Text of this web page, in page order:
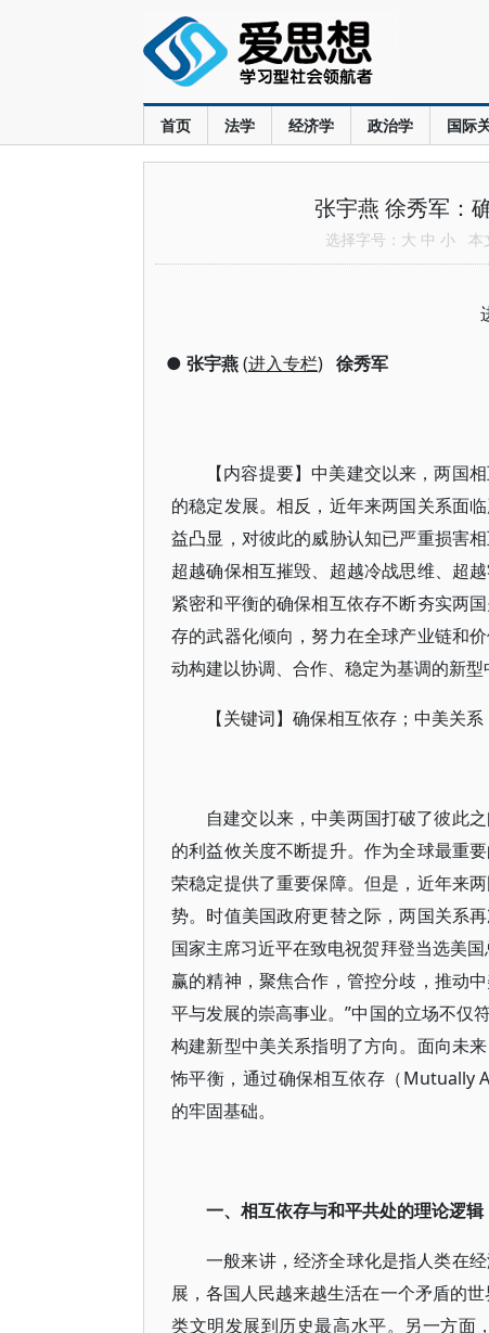
首页 法学 经济学 政治学 国际
张宇燕 徐秀军：
选择字号： 大 中 小 本
● 张宇燕(进入专栏) 徐秀军
【内容提要】中美建交以来，两国
的稳定发展。相反，近年来两国关系面
益凸显，对彼此的威胁认知已严重损害
超越确保相互摧毁、超越冷战思维、超
紧密和平衡的确保相互依存不断夯实两
存的武器化倾向，努力在全球产业链和
动构建以协调、合作、稳定为基调的新型
【关键词】确保相互依存；中美关
自建交以来，中美两国打破了彼此
的利益攸关度不断提升。作为全球最重
荣稳定提供了重要保障。但是，近年来
势。时值美国政府更替之际，两国关系
国家主席习近平在致电祝贺拜登当选美
赢的精神，聚焦合作，管控分歧，推动
平与发展的崇高事业。”中国的立场不仅
构建新型中美关系指明了方向。面向未
怖平衡，通过确保相互依存（Mutually
的牢固基础。
一、相互依存与和平共处的理论逻辑
一般来讲，经济全球化是指人类在
展，各国人民越来越生活在一个矛盾的
类文明发展到历史最高水平。另一方面